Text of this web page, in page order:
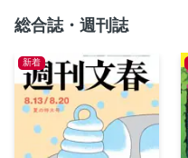
爆笑問題の笑えるニュース
坂本慎太郎の街歩き投資
坂口孝則の経済ニュース
盲目のお笑い芸人・濱田
リリー・フランキーの人
総合誌・週刊誌
新着